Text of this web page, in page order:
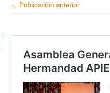
← Publicación anterior